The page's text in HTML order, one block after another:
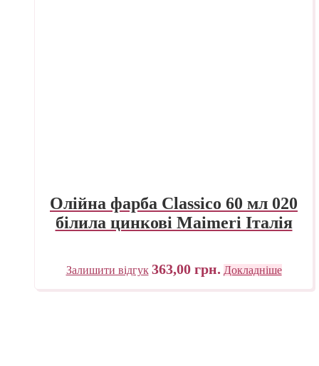
Олійна фарба Classico 60 мл 020
білила цинкові Maimeri Італія
Залишити відгук 363,00 грн. Докладніше